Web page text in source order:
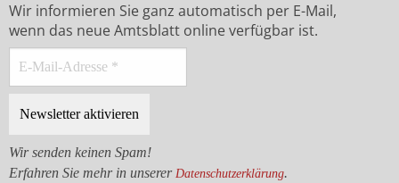
Wir informieren Sie ganz automatisch per E-Mail,
wenn das neue Amtsblatt online verfügbar ist.
Wir senden keinen Spam!
Erfahren Sie mehr in unserer Datenschutzerklärung.